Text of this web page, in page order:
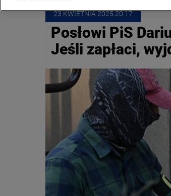
Posłowi PiS
Jeśli zapłaci,
23 KWIETNIA 2025 20:17